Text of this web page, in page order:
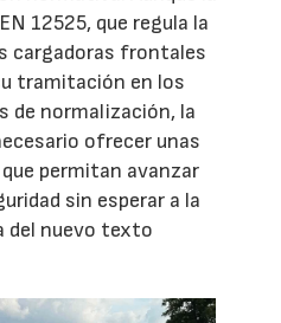
12525, que regula la
cargadoras frontales
tramitación en los
de normalización, la
ofrecer unas
permitan avanzar
sin esperar a la
del nuevo texto